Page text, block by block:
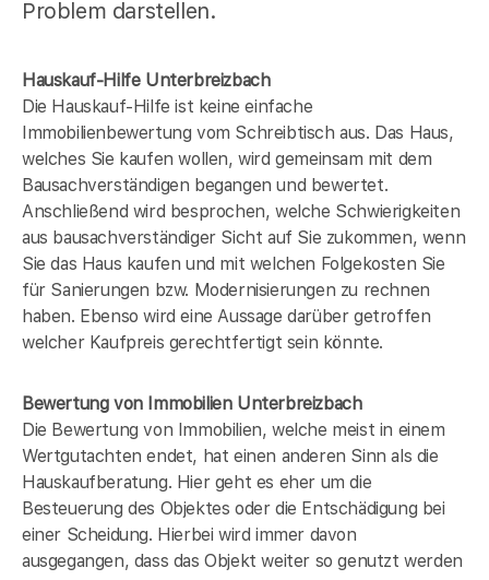
Problem darstellen.
Hauskauf-Hilfe Unterbreizbach
Die Hauskauf-Hilfe ist keine einfache
Immobilienbewertung vom Schreibtisch aus. Das Haus,
welches Sie kaufen wollen, wird gemeinsam mit dem
Bausachverständigen begangen und bewertet.
Anschließend wird besprochen, welche Schwierigkeiten
aus bausachverständiger Sicht auf Sie zukommen, wenn
Sie das Haus kaufen und mit welchen Folgekosten Sie
für Sanierungen bzw. Modernisierungen zu rechnen
haben. Ebenso wird eine Aussage darüber getroffen
welcher Kaufpreis gerechtfertigt sein könnte.
Bewertung von Immobilien Unterbreizbach
Die Bewertung von Immobilien, welche meist in einem
Wertgutachten endet, hat einen anderen Sinn als die
Hauskaufberatung. Hier geht es eher um die
Besteuerung des Objektes oder die Entschädigung bei
einer Scheidung. Hierbei wird immer davon
ausgegangen, dass das Objekt weiter so genutzt werden